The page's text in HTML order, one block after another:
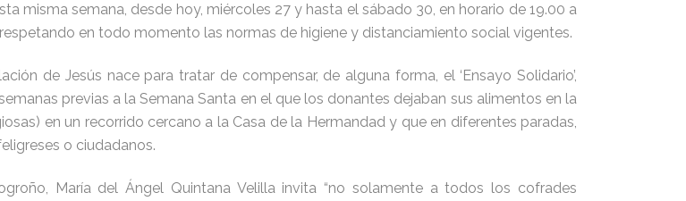
misma semana, desde hoy, miércoles 27 y hasta el sábado 30, en horario de 19.00 a
en todo momento las normas de higiene y distanciamiento social vigentes.
de Jesús nace para tratar de compensar, de alguna forma, el ‘Ensayo Solidario’,
previas a la Semana Santa en el que los donantes dejaban sus alimentos en la
en un recorrido cercano a la Casa de la Hermandad y que en diferentes paradas,
o ciudadanos.
María del Ángel Quintana Velilla invita “no solamente a todos los cofrades